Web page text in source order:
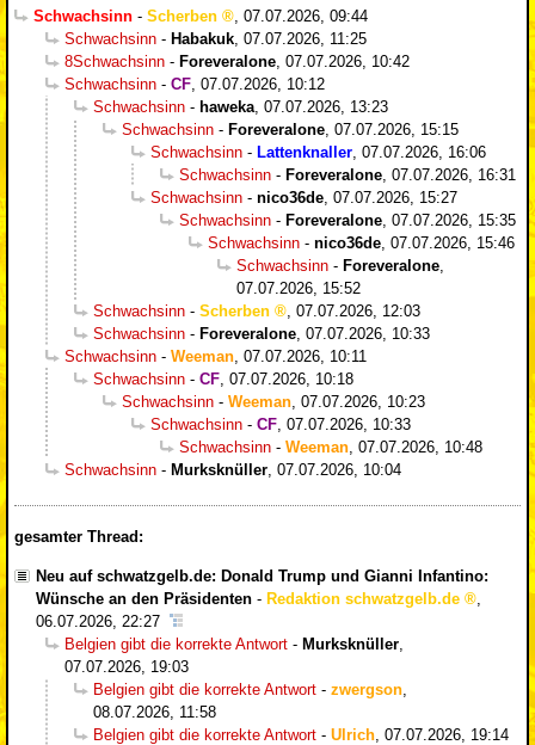
Schwachsinn - Scherben , 07.07.2026, 09:44
Schwachsinn - Habakuk, 07.07.2026, 11:25
8Schwachsinn - Foreveralone, 07.07.2026, 10:42
Schwachsinn - CF, 07.07.2026, 10:12
Schwachsinn - haweka, 07.07.2026, 13:23
Schwachsinn - Foreveralone, 07.07.2026, 15:15
Schwachsinn - Lattenknaller, 07.07.2026, 16:06
Schwachsinn - Foreveralone, 07.07.2026, 16:31
Schwachsinn - nico36de, 07.07.2026, 15:27
Schwachsinn - Foreveralone, 07.07.2026, 15:35
Schwachsinn - nico36de, 07.07.2026, 15:46
Schwachsinn - Foreveralone,
07.07.2026, 15:52
Schwachsinn - Scherben , 07.07.2026, 12:03
Schwachsinn - Foreveralone, 07.07.2026, 10:33
Schwachsinn - Weeman, 07.07.2026, 10:11
Schwachsinn - CF, 07.07.2026, 10:18
Schwachsinn - Weeman, 07.07.2026, 10:23
Schwachsinn - CF, 07.07.2026, 10:33
Schwachsinn - Weeman, 07.07.2026, 10:48
Schwachsinn - Murksknüller, 07.07.2026, 10:04
gesamter Thread:
Neu auf schwatzgelb.de: Donald Trump und Gianni Infantino:
Wünsche an den Präsidenten - Redaktion schwatzgelb.de
06.07.2026, 22:27
Belgien gibt die korrekte Antwort - Murksknüller
07.07.2026, 19:03
Belgien gibt die korrekte Antwort - zwergson
08.07.2026, 11:58
Belgien gibt die korrekte Antwort - Ulrich 07.07.2026, 19:14